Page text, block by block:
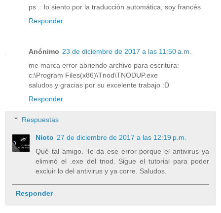
ps .: lo siento por la traducción automática, soy francés
Responder
Anónimo 23 de diciembre de 2017 a las 11:50 a.m.
me marca error abriendo archivo para escritura:
c:\Program Files(x86)\Tnod\TNODUP.exe
saludos y gracias por su excelente trabajo :D
Responder
Respuestas
Nioto 27 de diciembre de 2017 a las 12:19 p.m.
Qué tal amigo. Te da ese error porque el antivirus ya
eliminó el .exe del tnod. Sigue el tutorial para poder
excluir lo del antivirus y ya corre. Saludos.
Responder